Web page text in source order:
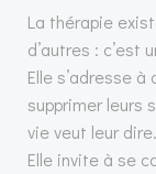
La thérapie
d’autres : c’est
Elle s’adresse
supprimer leurs
vie veut leur dire.
Elle invite à se